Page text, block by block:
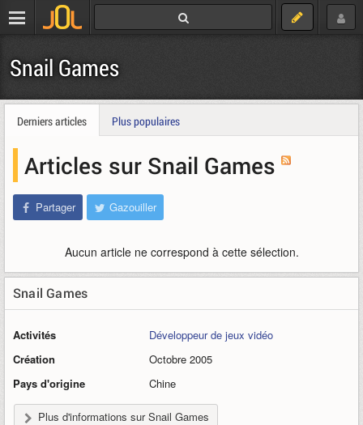
Snail Games
Derniers articles Plus populaires
Articles sur Snail Games
Partager Gazouiller
Aucun article ne correspond à cette sélection.
Snail Games
Activités
Développeur de jeux vidéo
Création
Octobre 2005
Pays d'origine
Chine
Plus d'informations sur Snail Games